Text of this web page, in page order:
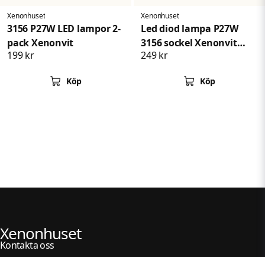
Xenonhuset
3156 P27W LED lampor 2-
pack Xenonvit
199 kr
Köp
Xenonhuset
Led diod lampa P27W
3156 sockel Xenonvit
2pack
249 kr
Köp
Xenonhuset
Kontakta oss